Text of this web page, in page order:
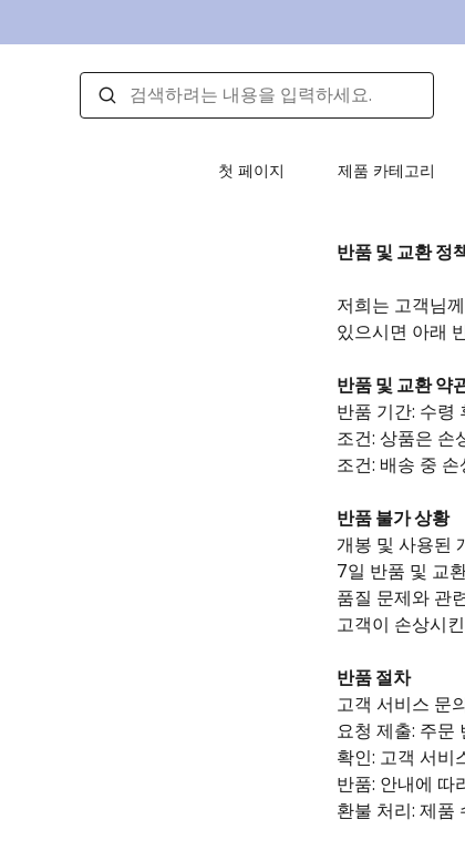
첫 페이지 제품 카테고리
반품 및 교환 정
저희는 고객님
있으시면 아래
반품 및 교환 약
반품 기간: 수령
조건: 상품은 손
조건: 배송 중
반품 불가 상황
개봉 및 사용된
7일 반품 및 교
품질 문제와 관
고객이 손상시
반품 절차
고객 서비스 문
요청 제출: 주문
확인: 고객 서비
반품: 안내에 따
환불 처리: 제품